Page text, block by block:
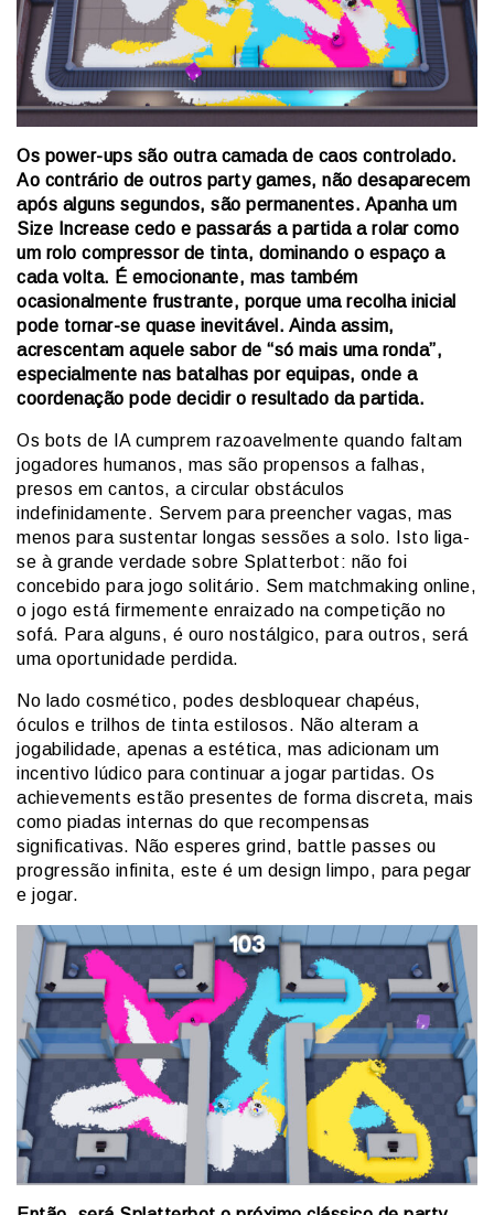
Os power-ups são outra camada de caos controlado.
Ao contrário de outros party games, não desaparecem
após alguns segundos, são permanentes. Apanha um
Size Increase cedo e passarás a partida a rolar como
um rolo compressor de tinta, dominando o espaço a
cada volta. É emocionante, mas também
ocasionalmente frustrante, porque uma recolha inicial
pode tornar-se quase inevitável. Ainda assim,
acrescentam aquele sabor de “só mais uma ronda”,
especialmente nas batalhas por equipas, onde a
coordenação pode decidir o resultado da partida.
Os bots de IA cumprem razoavelmente quando faltam
jogadores humanos, mas são propensos a falhas,
presos em cantos, a circular obstáculos
indefinidamente. Servem para preencher vagas, mas
menos para sustentar longas sessões a solo. Isto liga-
se à grande verdade sobre Splatterbot: não foi
concebido para jogo solitário. Sem matchmaking online,
o jogo está firmemente enraizado na competição no
sofá. Para alguns, é ouro nostálgico, para outros, será
uma oportunidade perdida.
No lado cosmético, podes desbloquear chapéus,
óculos e trilhos de tinta estilosos. Não alteram a
jogabilidade, apenas a estética, mas adicionam um
incentivo lúdico para continuar a jogar partidas. Os
achievements estão presentes de forma discreta, mais
como piadas internas do que recompensas
significativas. Não esperes grind, battle passes ou
progressão infinita, este é um design limpo, para pegar
e jogar.